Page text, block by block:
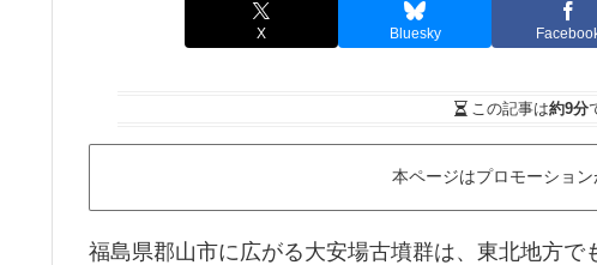
X Bluesky
この記事は約9分
本ページはプロモーション
福島県郡山市に広がる大安場古墳群は、東北地方